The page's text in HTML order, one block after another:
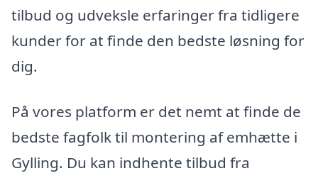
tilbud og udveksle erfaringer fra tidligere
kunder for at finde den bedste løsning for
dig.
På vores platform er det nemt at finde de
bedste fagfolk til montering af emhætte i
Gylling. Du kan indhente tilbud fra